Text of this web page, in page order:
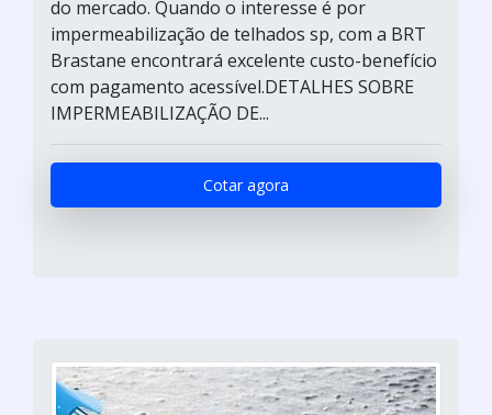
do mercado. Quando o interesse é por
impermeabilização de telhados sp, com a BRT
Brastane encontrará excelente custo-benefício
com pagamento acessível.DETALHES SOBRE
IMPERMEABILIZAÇÃO DE...
Cotar agora